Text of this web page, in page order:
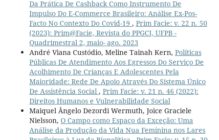
Da Prática De Cashback Como Instrumento De
Impulso Do E-Commerce Brasileiro: Análise Ex-Pos-
Facto No Contexto Do Covid-19 , Prim Facie: v. 22 n. 50
(2023): Prim@Facie, Revista do PPGCJ, UFPB -
Quadrimestral 2, maio- ago. 2023
André Viana Custódio, Meline Tainah Kern, Políticas
Públicas De Atendimento Aos Egressos Do Serviço De
Acolhimento De Crianças E Adolescentes Pela
Maioridade: Rede De Apoio Através Do Sistema Único
De Assistência Social , Prim Facie: v. 21 n. 46 (2022):
Direitos Humanos e Vulnerabilidade Social
Maiquel Ângelo Dezordi Wermuth, Joice Graciele
Nielsson, O Campo como Espaço da Exceção: Uma
Análise da Produção da Vida Nua Feminina nos Lares